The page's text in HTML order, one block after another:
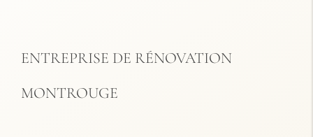
ENTREPRISE DE RÉNOVATION
MONTROUGE